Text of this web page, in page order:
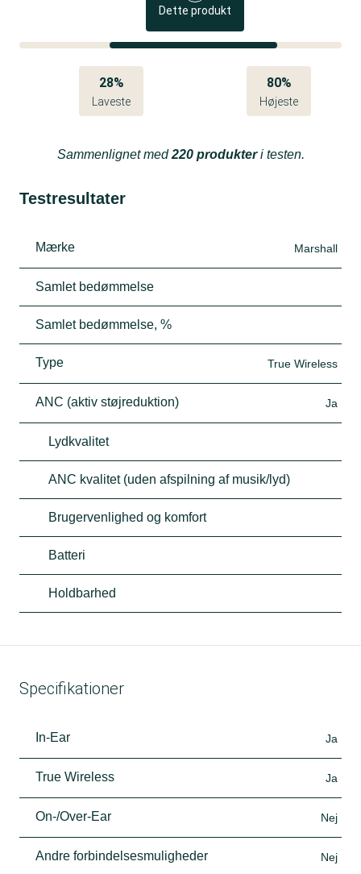
Dette produkt
28%
Laveste
80%
Højeste
Sammenlignet med220 produkteri testen.
Testresultater
Mærke Marshall
Samlet bedømmelse
Samlet bedømmelse, %
Type True Wireless
ANC (aktiv støjreduktion) Ja
Lydkvalitet
ANC kvalitet (uden afspilning af musik/lyd)
Brugervenlighed og komfort
Batteri
Holdbarhed
Specifikationer
In-Ear Ja
True Wireless Ja
On-/Over-Ear Nej
Andre forbindelsesmuligheder Nej